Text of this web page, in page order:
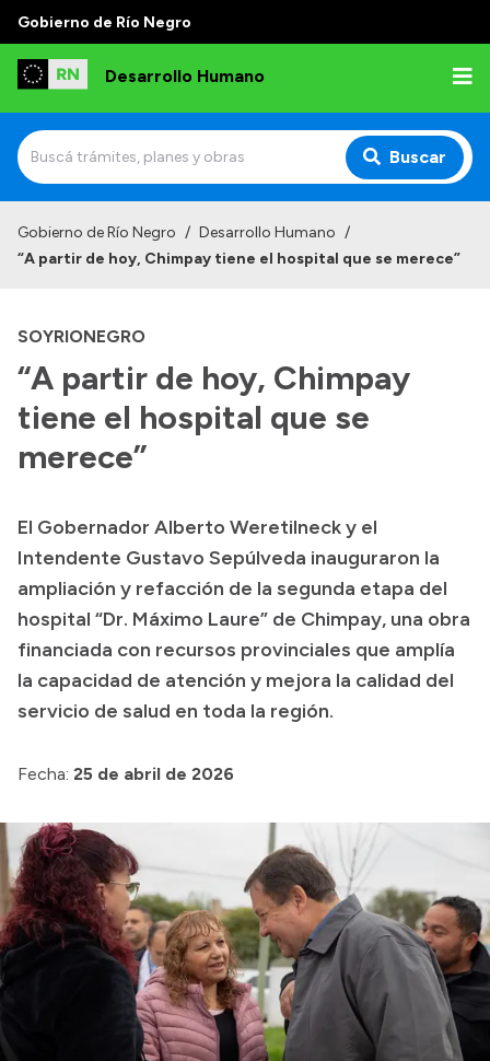
Gobierno de Río Negro
Desarrollo Humano
Buscar
Delegaciones
Normativa
Transparencia
Presupuesto
Boletín Oficial
Compras y licitaciones
Consulta de expedientes
Consulta de pago a proveedores
Intranet
Gobierno de Río Negro / Desarrollo Humano /
“A partir de hoy, Chimpay tiene el hospital que se merece”
SOYRIONEGRO
“A partir de hoy, Chimpay
tiene el hospital que se
merece”
El Gobernador Alberto Weretilneck y el
Intendente Gustavo Sepúlveda inauguraron la
ampliación y refacción de la segunda etapa del
hospital “Dr. Máximo Laure” de Chimpay, una obra
financiada con recursos provinciales que amplía
la capacidad de atención y mejora la calidad del
servicio de salud en toda la región.
Fecha: 25 de abril de 2026